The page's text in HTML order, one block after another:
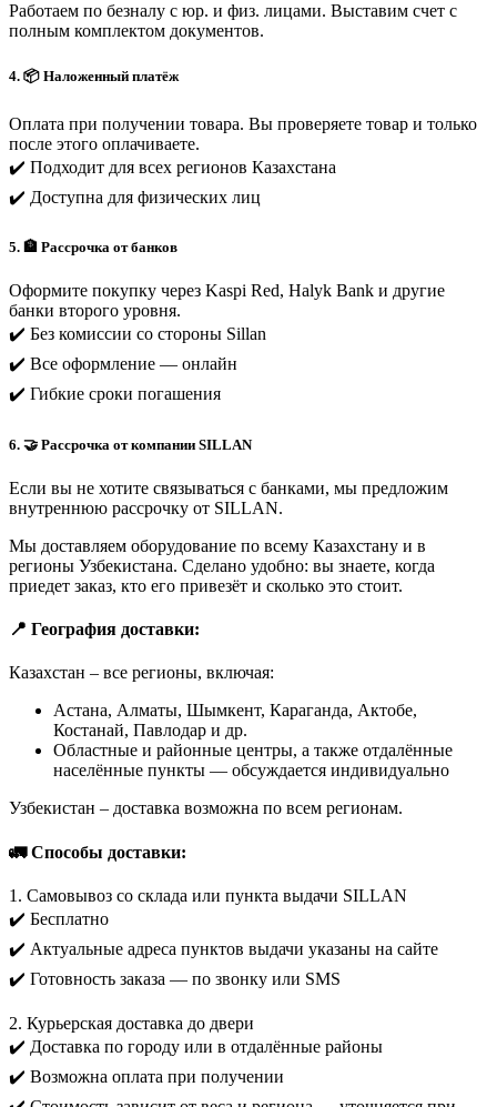
Работаем по безналу с юр. и физ. лицами. Выставим счет с
полным комплектом документов.
4. 📦 Наложенный платёж
Оплата при получении товара. Вы проверяете товар и только
после этого оплачиваете.
✔️ Подходит для всех регионов Казахстана
✔️ Доступна для физических лиц
5. 🏦 Рассрочка от банков
Оформите покупку через Kaspi Red, Halyk Bank и другие
банки второго уровня.
✔️ Без комиссии со стороны Sillan
✔️ Все оформление — онлайн
✔️ Гибкие сроки погашения
6. 🤝 Рассрочка от компании SILLAN
Если вы не хотите связываться с банками, мы предложим
внутреннюю рассрочку от SILLAN.
Мы доставляем оборудование по всему Казахстану и в
регионы Узбекистана. Сделано удобно: вы знаете, когда
приедет заказ, кто его привезёт и сколько это стоит.
📍 География доставки:
Казахстан – все регионы, включая:
Астана, Алматы, Шымкент, Караганда, Актобе,
Костанай, Павлодар и др.
Областные и районные центры, а также отдалённые
населённые пункты — обсуждается индивидуально
Узбекистан – доставка возможна по всем регионам.
🚛 Способы доставки:
1. Самовывоз со склада или пункта выдачи SILLAN
✔️ Бесплатно
✔️ Актуальные адреса пунктов выдачи указаны на сайте
✔️ Готовность заказа — по звонку или SMS
2. Курьерская доставка до двери
✔️ Доставка по городу или в отдалённые районы
✔️ Возможна оплата при получении